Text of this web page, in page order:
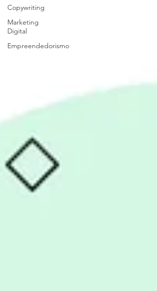
Copywriting
Marketing
Digital
Empreendedorismo